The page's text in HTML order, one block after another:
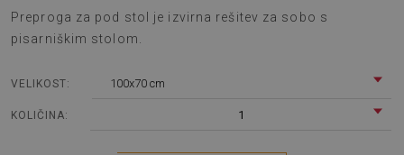
Preproga za pod stol je izvirna rešitev za sobo s
pisarniškim stolom.
VELIKOST: 100x70 cm
KOLIČINA: 1